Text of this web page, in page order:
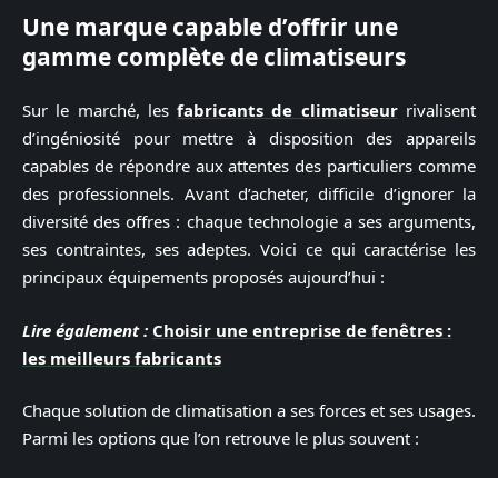
Une marque capable d’offrir une
gamme complète de climatiseurs
Sur le marché, lesfabricants de climatiseurrivalisent
d’ingéniosité pour mettre à disposition des appareils
capables de répondre aux attentes des particuliers comme
des professionnels. Avant d’acheter, difficile d’ignorer la
diversité des offres : chaque technologie a ses arguments,
ses contraintes, ses adeptes. Voici ce qui caractérise les
principaux équipements proposés aujourd’hui :
Lire également : Choisir une entreprise de fenêtres :
les meilleurs fabricants
Chaque solution de climatisation a ses forces et ses usages.
Parmi les options que l’on retrouve le plus souvent :